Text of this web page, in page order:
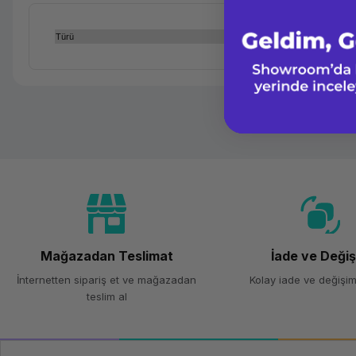
Türü
Mağazadan Teslimat
İnternetten sipariş et ve mağazadan
teslim al
İade ve
Kolay iade ve